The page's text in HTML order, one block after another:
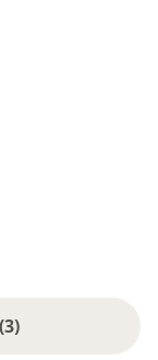
Mostrar más noticias (3)